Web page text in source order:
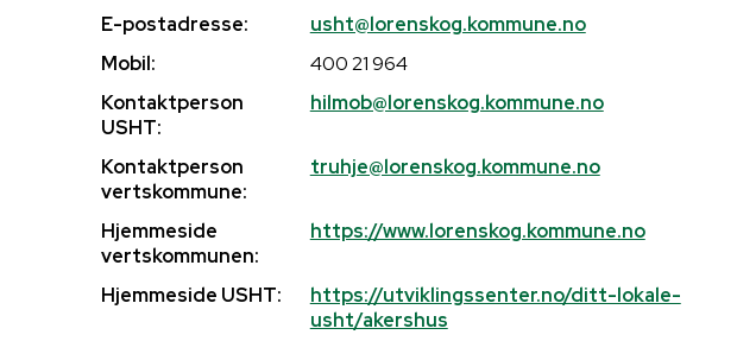
E-postadresse:
usht@lorenskog.kommune.no
Mobil:
400 21 964
Kontaktperson
USHT:
hilmob@lorenskog.kommune.no
Kontaktperson
vertskommune:
truhje@lorenskog.kommune.no
Hjemmeside
vertskommunen:
https://www.lorenskog.kommune.no
Hjemmeside USHT:
https://utviklingssenter.no/ditt-lokale-
usht/akershus